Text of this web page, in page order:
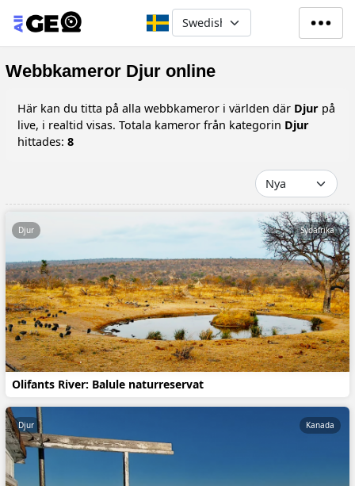
Hoppa till huvudinnehåll
Select your language
Webbkameror Djur online
Här kan du titta på alla webbkameror i världen där Djur på
live, i realtid visas. Totala kameror från kategorin Djur
hittades: 8
Olifants River: Balule naturreservat
Djur Sydafrika
Djur Kanada